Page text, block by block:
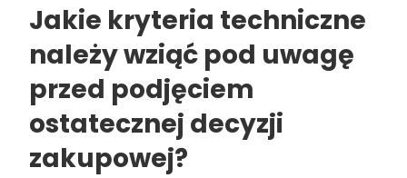
Jakie kryteria techniczne
należy wziąć pod uwagę
przed podjęciem
ostatecznej decyzji
zakupowej?